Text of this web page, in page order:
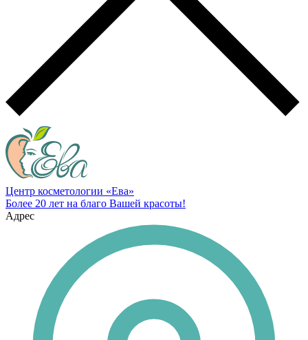
Центр косметологии «Ева»
Более 20 лет на благо Вашей красоты!
Адрес